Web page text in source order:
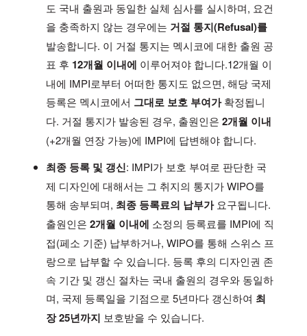
도 국내 출원과 동일한 실체 심사를 실시하며, 요건
을 충족하지 않는 경우에는 거절 통지(Refusal)를
발송합니다. 이 거절 통지는 멕시코에 대한 출원 공
표 후 12개월 이내에 이루어져야 합니다.12개월 이
내에 IMPI로부터 어떠한 통지도 없으면, 해당 국제
등록은 멕시코에서 그대로 보호 부여가확정됩니
다. 거절 통지가 발송된 경우, 출원인은2개월 이내
(+2개월 연장 가능)에 IMPI에 답변해야 합니다.
최종 등록 및 갱신: IMPI가 보호 부여로 판단한 국
제 디자인에 대해서는 그 취지의 통지가 WIPO를
통해 송부되며, 최종 등록료의 납부가요구됩니다.
출원인은2개월 이내에 소정의 등록료를 IMPI에 직
접(페소 기준) 납부하거나, WIPO를 통해 스위스 프
랑으로 납부할 수 있습니다. 등록 후의 디자인권 존
속 기간 및 갱신 절차는 국내 출원의 경우와 동일하
며, 국제 등록일을 기점으로 5년마다 갱신하여 최
장 25년까지 보호받을 수 있습니다.